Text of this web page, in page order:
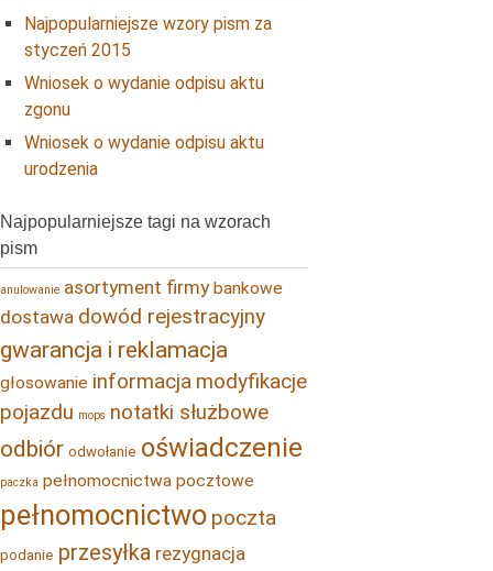
Najpopularniejsze wzory pism za
styczeń 2015
Wniosek o wydanie odpisu aktu
zgonu
Wniosek o wydanie odpisu aktu
urodzenia
Najpopularniejsze tagi na wzorach
pism
anulowanie asortyment firmy bankowe
dostawa dowód rejestracyjny
gwarancja i reklamacja
głosowanie informacja modyfikacje
pojazdu mops notatki służbowe
odbiór odwołanie oświadczenie
paczka pełnomocnictwa pocztowe
pełnomocnictwo poczta
podanie przesyłka rezygnacja